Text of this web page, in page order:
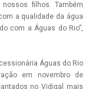
filhos. Também
a qualidade da água
com a Águas do Rio”,
Águas do Rio
em novembro de
no Vidigal mais